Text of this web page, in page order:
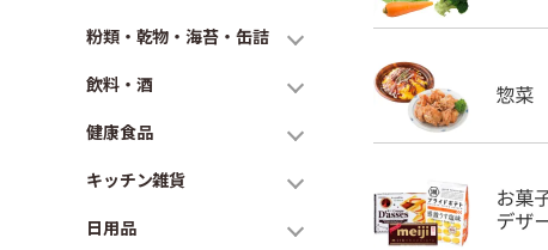
粉類・乾物・海苔・缶詰
飲料・酒
健康食品
キッチン雑貨
日用品